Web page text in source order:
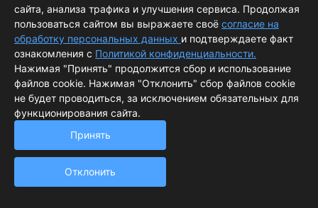
заинтересованы в том, чтобы статьи
расходов, принятые с их участием,
оставались максимально стабильными.
Сам Иван Алексеев в комментарии для
прессы отметил, что год дался непросто:
сказывались внешнее санкционное давление,
непредсказуемость налоговых поступлений и
кассовые разрывы. Тем не менее налоговые
доходы исполнены на 99 процентов плана, а
сайта, анализа трафика и улучшения сервиса. Продолжая
пользоваться сайтом вы выражаете своё согласие на
обработку персональных данных и подтверждаете факт
ознакомления с Политикой конфиденциальности.
Нажимая "Принять" продолжится сбор и использование
файлов cookie. Нажимая "Отклонить" сбор файлов cookie
не будет проводиться, за исключением обязательных для
функционирования сайта.
Принять
Отклонить